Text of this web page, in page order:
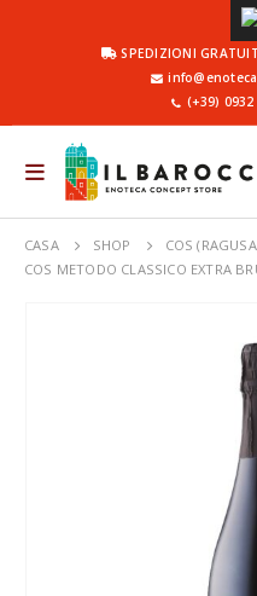
SPEDIZIONI
(+39) 0932
CASA SHOP COS
COS METODO CLASSICO EXTRA